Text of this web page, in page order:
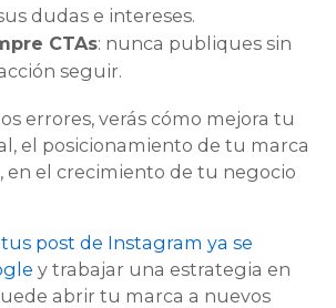
dudas e intereses.
CTAs: nunca publiques sin
seguir.
errores, verás cómo mejora tu
el posicionamiento de tu marca
en el crecimiento de tu negocio
tus post de Instagram ya se
y trabajar una estrategia en
abrir tu marca a nuevos